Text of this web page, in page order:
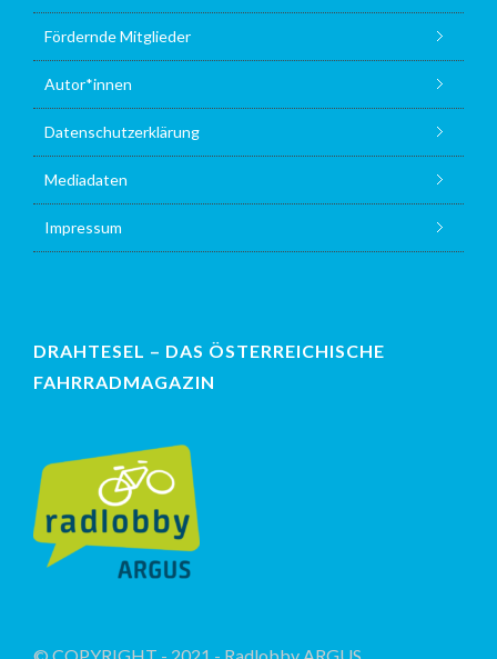
Fördernde Mitglieder
Autor*innen
Datenschutzerklärung
Mediadaten
Impressum
DRAHTESEL – DAS ÖSTERREICHISCHE
FAHRRADMAGAZIN